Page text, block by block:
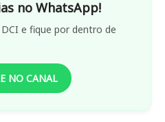
no WhatsApp!
e fique por dentro de
NO CANAL